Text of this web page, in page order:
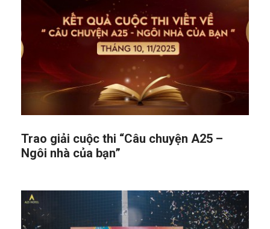
Trao giải cuộc thi “Câu chuyện A25 –
Ngôi nhà của bạn”